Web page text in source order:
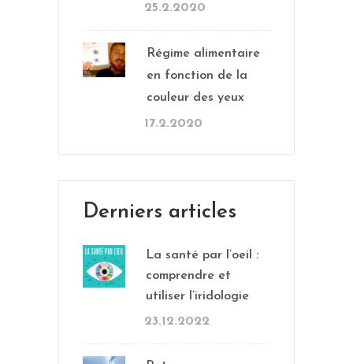
25.2.2020
Régime alimentaire
en fonction de la
couleur des yeux
17.2.2020
Derniers articles
La santé par l’oeil :
comprendre et
utiliser l’iridologie
23.12.2022